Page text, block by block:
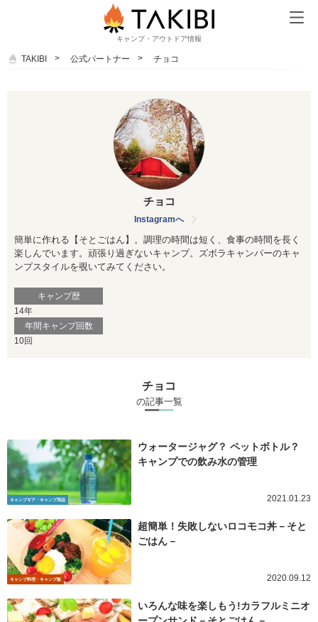
キャンプ・アウトドア情報
TAKIBI 公式パートナー チョコ
チョコ
Instagramへ
簡単に作れる【そとごはん】。調理の時間は短く、食事の時間を長く
楽しんでいます。頑張り過ぎないキャンプ。ズボラキャンパーのキャ
ンプスタイルを覗いてみてください。
キャンプ歴
14年
年間キャンプ回数
10回
チョコ
の記事一覧
キャンプギア・キャンプ用品
ウォータージャグ？ ペットボトル？
キャンプでの飲み水の管理
2021.01.23
キャンプ料理・キャンプ飯
超簡単！失敗しないロコモコ丼－そと
ごはん－
2020.09.12
いろんな味を楽しもう!カラフルミニオ